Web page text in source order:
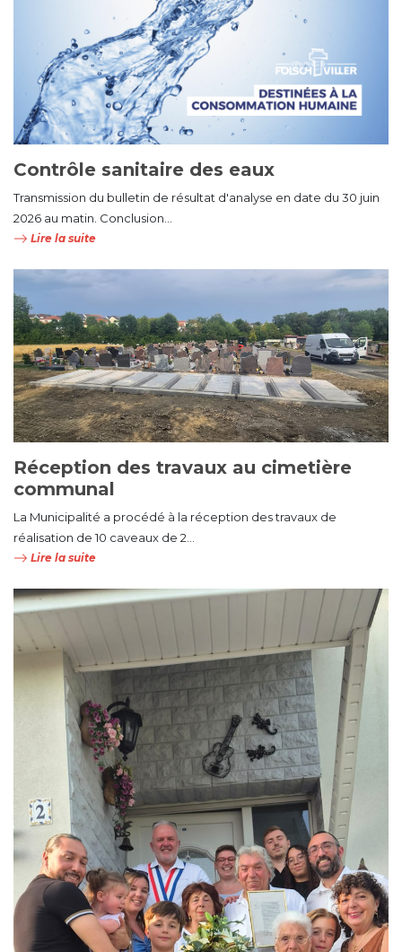
Contrôle sanitaire des eaux
Transmission du bulletin de résultat d'analyse en date du 30 juin
2026 au matin. Conclusion...
Lire la suite
Réception des travaux au cimetière
communal
La Municipalité a procédé à la réception des travaux de
réalisation de 10 caveaux de 2...
Lire la suite